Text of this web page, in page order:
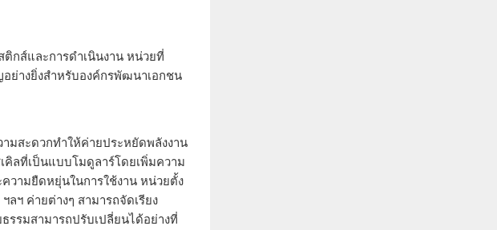
กส์และการดำเนินงาน หน่วยที่
ย่างยิ่งสำหรับองค์กรพัฒนาเอกชน
มสะดวกทำให้ค่ายประหยัดพลังงาน
ลที่เป็นแบบโมดูลาร์โดยเพิ่มความ
วามยืดหยุ่นในการใช้งาน หน่วยตั้ง
ฯ ค่ายต่างๆ สามารถจัดเรียง
รรมสามารถปรับเปลี่ยนได้อย่างที่